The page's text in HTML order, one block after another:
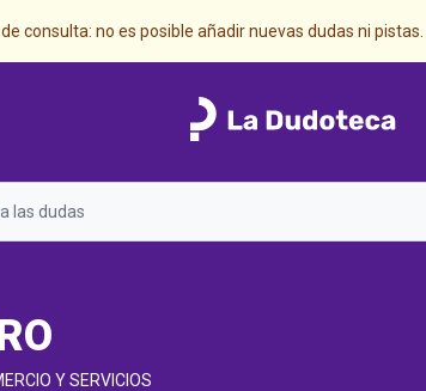
consulta: no es posible añadir nuevas dudas ni pistas.
Y SERVICIOS